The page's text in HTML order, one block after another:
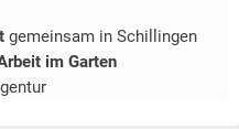
gemeinsam in Schillingen
im Garten